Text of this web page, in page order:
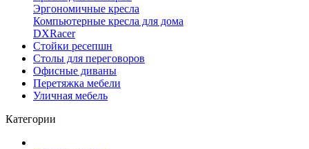
Эргономичные кресла
Компьютерные кресла для дома
DXRacer
Стойки ресепшн
Столы для переговоров
Офисные диваны
Перетяжка мебели
Уличная мебель
Категории